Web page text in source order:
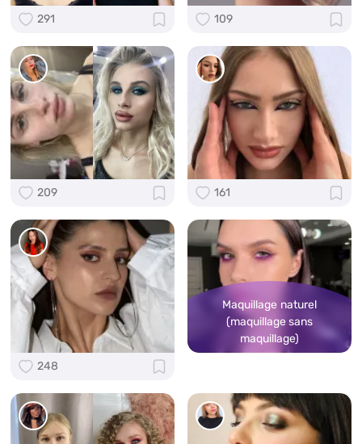
291 109
209 161
248
Maquillage naturel
(maquillage sans
maquillage)